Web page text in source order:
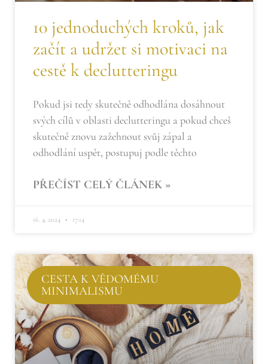
10 jednoduchých kroků, jak
začít a udržet si motivaci na
cestě k declutteringu
Pokud jsi tedy skutečně odhodlána dosáhnout
svých cílů v oblasti declutteringu a pokud chceš
skutečně znovu zažehnout svůj zápal a
odhodlání uspět, postupuj podle těchto
PŘEČÍST CELÝ ČLÁNEK »
16. 4. 2024 17:14
CESTA K VĚDOMÉMU
MINIMALISMU